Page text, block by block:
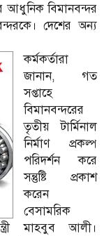
আধুনিক বিমানবন্দর
দেশের অন্য
কর্মকর্তারা
জানান, গত
সপ্তাহে
বিমানবন্দরের
তৃতীয় টার্মিনাল
নির্মাণ প্রকল্প
পরিদর্শন করে
সন্তুষ্টি প্রকাশ
করেন
বেসামরিক
মাহবুব আলী।